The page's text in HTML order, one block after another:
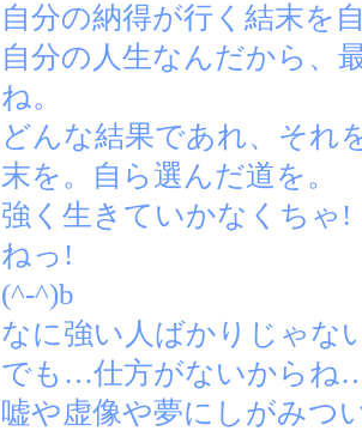
自分の納得が行く結末を
自分の人生なんだから、
ね。
どんな結果であれ、それ
末を。自ら選んだ道を。
強く生きていかなくちゃ!
ねっ!
(^-^)b と、言
なに強い人ばかりじゃな
でも…仕方がないから
嘘や虚像や夢にしがみつ